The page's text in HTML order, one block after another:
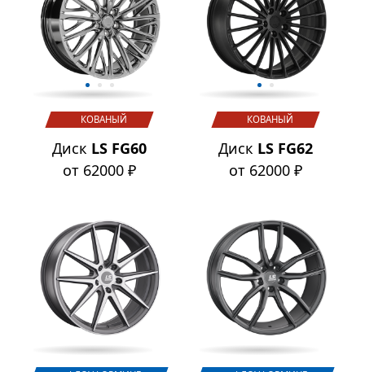
КОВАНЫЙ
Диск LS FG60
от 62000 ₽
КОВАНЫЙ
Диск LS FG62
от 62000 ₽